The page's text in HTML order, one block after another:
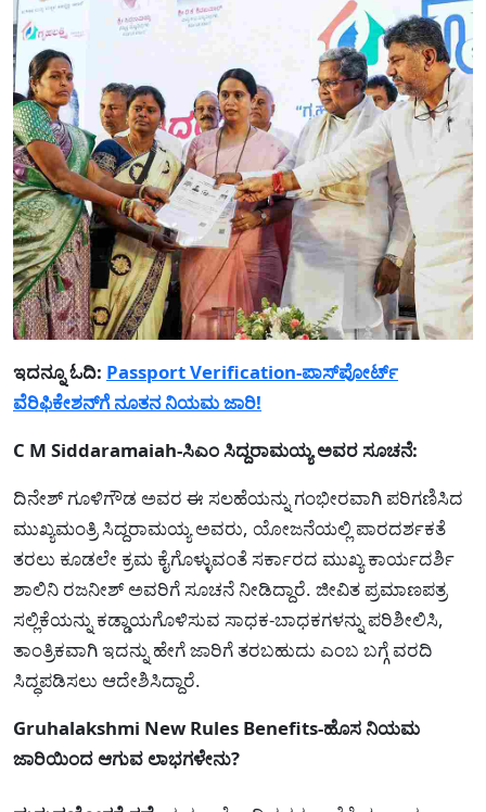
ಇದನ್ನೂ ಓದಿ: Passport Verification-ಪಾಸ್‌ಪೋರ್ಟ್
ವೆರಿಫಿಕೇಶನ್‌ಗೆ ನೂತನ ನಿಯಮ ಜಾರಿ!
C M Siddaramaiah-ಸಿಎಂ ಸಿದ್ದರಾಮಯ್ಯ ಅವರ ಸೂಚನೆ:
ದಿನೇಶ್ ಗೂಳಿಗೌಡ ಅವರ ಈ ಸಲಹೆಯನ್ನು ಗಂಭೀರವಾಗಿ ಪರಿಗಣಿಸಿದ
ಮುಖ್ಯಮಂತ್ರಿ ಸಿದ್ದರಾಮಯ್ಯ ಅವರು, ಯೋಜನೆಯಲ್ಲಿ ಪಾರದರ್ಶಕತೆ
ತರಲು ಕೂಡಲೇ ಕ್ರಮ ಕೈಗೊಳ್ಳುವಂತೆ ಸರ್ಕಾರದ ಮುಖ್ಯ ಕಾರ್ಯದರ್ಶಿ
ಶಾಲಿನಿ ರಜನೀಶ್ ಅವರಿಗೆ ಸೂಚನೆ ನೀಡಿದ್ದಾರೆ. ಜೀವಿತ ಪ್ರಮಾಣಪತ್ರ
ಸಲ್ಲಿಕೆಯನ್ನು ಕಡ್ಡಾಯಗೊಳಿಸುವ ಸಾಧಕ-ಬಾಧಕಗಳನ್ನು ಪರಿಶೀಲಿಸಿ,
ತಾಂತ್ರಿಕವಾಗಿ ಇದನ್ನು ಹೇಗೆ ಜಾರಿಗೆ ತರಬಹುದು ಎಂಬ ಬಗ್ಗೆ ವರದಿ
ಸಿದ್ಧಪಡಿಸಲು ಆದೇಶಿಸಿದ್ದಾರೆ.
Gruhalakshmi New Rules Benefits-ಹೊಸ ನಿಯಮ
ಜಾರಿಯಿಂದ ಆಗುವ ಲಾಭಗಳೇನು?